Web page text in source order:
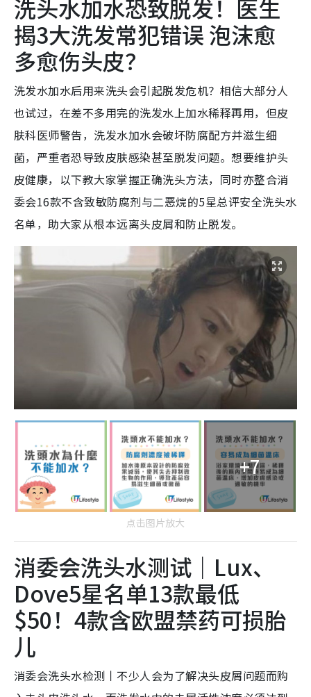
洗头水加水恐致脱发！医生
揭3大洗发常犯错误 泡沫愈
多愈伤头皮？
洗发水加水后用来洗头会引起脱发危机？相信大部分人
也试过，在差不多用完的洗发水上加水稀释再用，但皮
肤科医师警告，洗发水加水会破坏防腐配方并滋生细
菌，严重者恐导致皮肤感染甚至脱发问题。想要维护头
皮健康，以下教大家掌握正确洗头方法，同时亦整合消
委会16款不含致敏防腐剂与二恶烷的5星总评安全洗头水
名单，助大家从根本远离头皮屑和防止脱发。
+7
点击图片放大
消委会洗头水测试｜Lux、
Dove5星名单13款最低
$50！4款含欧盟禁药可损胎
儿
消委会洗头水检测丨不少人会为了解决头皮屑问题而购